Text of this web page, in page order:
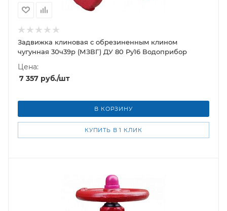
Задвижка клиновая с обрезиненным клином
чугунная 30ч39р (МЗВГ) ДУ 80 Ру16 Водоприбор
Цена:
7 357 руб./шт
В КОРЗИНУ
КУПИТЬ В 1 КЛИК